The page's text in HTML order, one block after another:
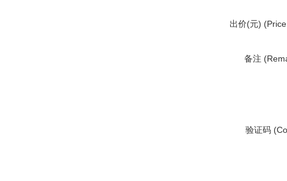
出价(元)
备注
验证码